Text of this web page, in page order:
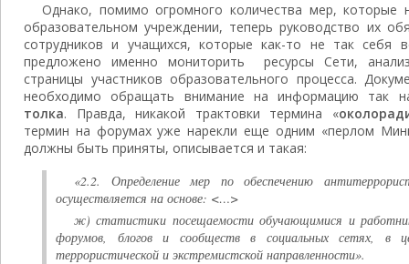
Однако, помимо огромного количества мер, которые
образовательном учреждении, теперь руководство их
сотрудников и учащихся, которые как-то не так себя
предложено именно мониторить ресурсы Сети,
страницы участников образовательного процесса.
необходимо обращать внимание на информацию так
толка. Правда, никакой трактовки термина «
термин на форумах уже нарекли еще одним «перлом
должны быть приняты, описывается и такая:
«2.2. Определение мер по обеспечению
осуществляется на основе: <…>
ж) статистики посещаемости обучающимися и
форумов, блогов и сообществ в социальных сетях, в
террористической и экстремистской направленности».